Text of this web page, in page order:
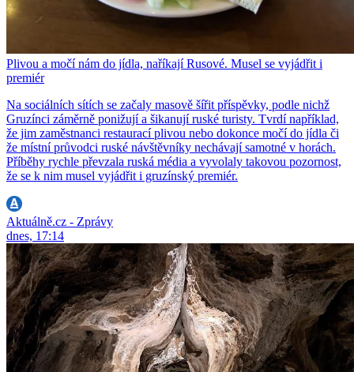
Plivou a močí nám do jídla, naříkají Rusové. Musel se vyjádřit i
premiér
Na sociálních sítích se začaly masově šířit příspěvky, podle nichž
Gruzínci záměrně ponižují a šikanují ruské turisty. Tvrdí například,
že jim zaměstnanci restaurací plivou nebo dokonce močí do jídla či
že místní průvodci ruské návštěvníky nechávají samotné v horách.
Příběhy rychle převzala ruská média a vyvolaly takovou pozornost,
že se k nim musel vyjádřit i gruzínský premiér.
Aktuálně.cz - Zprávy
dnes, 17:14